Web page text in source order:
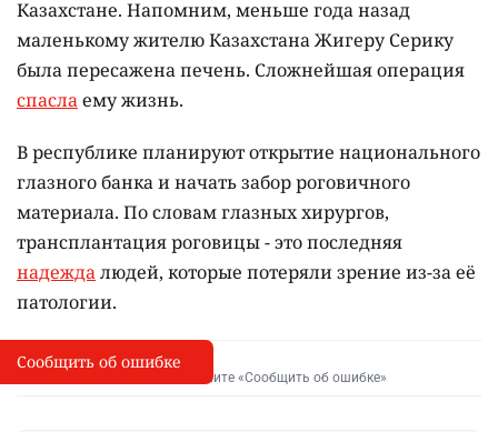
Казахстане. Напомним, меньше года назад
маленькому жителю Казахстана Жигеру Серику
была пересажена печень. Сложнейшая операция
спаслаему жизнь.
В республике планируют открытие национального
глазного банка и начать забор роговичного
материала. По словам глазных хирургов,
трансплантация роговицы - это последняя
надеждалюдей, которые потеряли зрение из-за её
патологии.
I
Сообщить об опечатке
Выделите фрагмент и нажмите «Сообщить об ошибке»
Сообщить об ошибке